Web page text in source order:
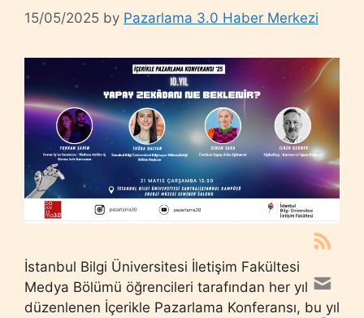
15/05/2025 by Pazarlama 3.0 Haber Merkezi
İstanbul Bilgi Üniversitesi İletişim Fakültesi
Medya Bölümü öğrencileri tarafından her yıl
düzenlenen İçerikle Pazarlama Konferansı, bu yıl